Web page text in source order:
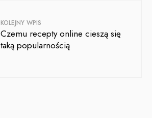
KOLEJNY WPIS
Czemu recepty online cieszą się
taką popularnością